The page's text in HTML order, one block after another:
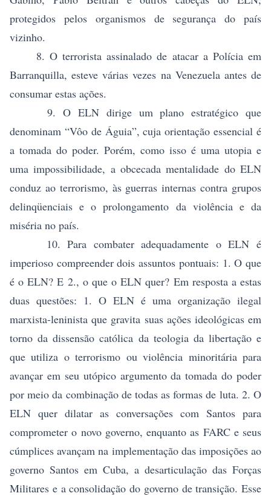
protegidos pelos organismos de segurança do país
vizinho.
8. O terrorista assinalado de atacar a Polícia em
Barranquilla, esteve várias vezes na Venezuela antes de
consumar estas ações.
9. O ELN dirige um plano estratégico que
denominam “Vôo de Águia”, cuja orientação essencial é
a tomada do poder. Porém, como isso é uma utopia e
uma impossibilidade, a obcecada mentalidade do ELN
conduz ao terrorismo, às guerras internas contra grupos
delinqüenciais e o prolongamento da violência e da
miséria no país.
10. Para combater adequadamente o ELN é
imperioso compreender dois assuntos pontuais: 1. O que
é o ELN? E 2., o que o ELN quer? Em resposta a estas
duas questões: 1. O ELN é uma organização ilegal
marxista-leninista que gravita suas ações ideológicas em
torno da dissensão católica da teologia da libertação e
que utiliza o terrorismo ou violência minoritária para
avançar em seu utópico argumento da tomada do poder
por meio da combinação de todas as formas de luta. 2. O
ELN quer dilatar as conversações com Santos para
comprometer o novo governo, enquanto as FARC e seus
cúmplices avançam na implementação das imposições ao
governo Santos em Cuba, a desarticulação das Forças
Militares e a consolidação do governo de transição. Esse